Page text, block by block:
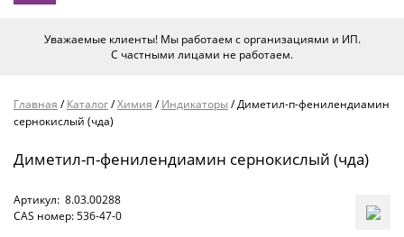
Уважаемые клиенты! Мы работаем с организациями и ИП.
С частными лицами не работаем.
Главная /Каталог/Химия /Индикаторы/Диметил-п-фенилендиамин
сернокислый (чда)
Диметил-п-фенилендиамин сернокислый (чда)
Артикул: 8.03.00288
CAS номер: 536-47-0